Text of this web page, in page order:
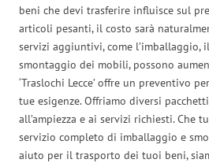
beni che devi trasferire influisce sul
articoli pesanti, il costo sarà
servizi aggiuntivi, come l’imballaggio,
smontaggio dei mobili, possono
‘Traslochi Lecce’ offre un preventivo
tue esigenze. Offriamo diversi
all’ampiezza e ai servizi richiesti. Che
servizio completo di imballaggio e
aiuto per il trasporto dei tuoi beni,